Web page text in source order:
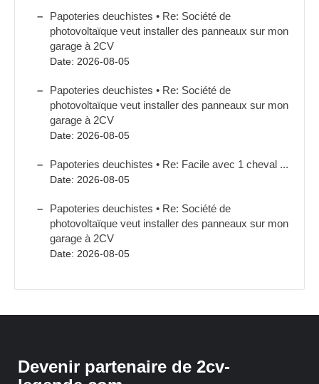
Papoteries deuchistes • Re: Société de
photovoltaïque veut installer des panneaux sur mon
garage à 2CV
Date: 2026-08-05
Papoteries deuchistes • Re: Société de
photovoltaïque veut installer des panneaux sur mon
garage à 2CV
Date: 2026-08-05
Papoteries deuchistes • Re: Facile avec 1 cheval ...
Date: 2026-08-05
Papoteries deuchistes • Re: Société de
photovoltaïque veut installer des panneaux sur mon
garage à 2CV
Date: 2026-08-05
Devenir partenaire de 2cv-